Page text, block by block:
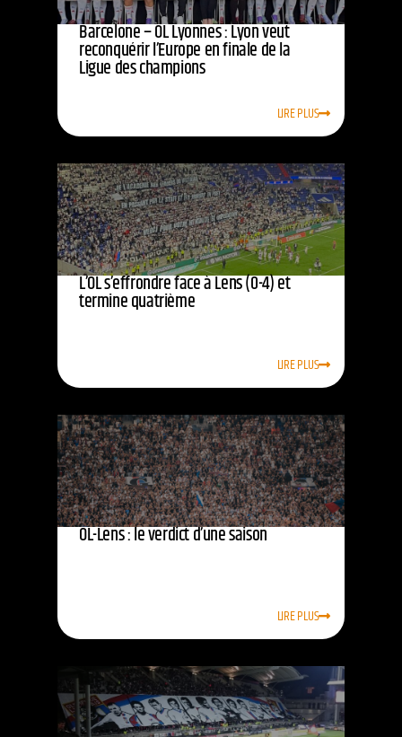
Barcelone – OL Lyonnes : Lyon veut
reconquérir l’Europe en finale de la
Ligue des champions
LIRE PLUS
L’OL s’effrondre face à Lens (0-4) et
termine quatrième
LIRE PLUS
OL-Lens : le verdict d’une saison
LIRE PLUS